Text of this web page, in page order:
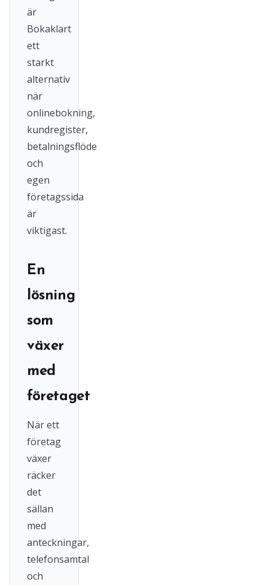
är
Bokaklart
ett
starkt
alternativ
när
onlinebokning,
kundregister,
betalningsflöde
och
egen
företagssida
är
viktigast.
En
lösning
som
växer
med
företaget
När ett
företag
växer
räcker
det
sällan
med
anteckningar,
telefonsamtal
och